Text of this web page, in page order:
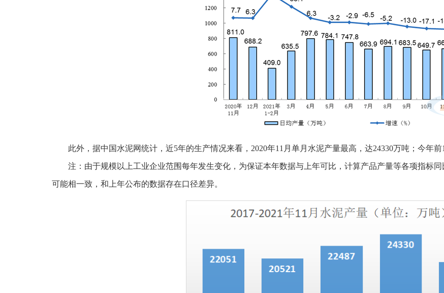
此外，据中国水泥网统计，近5年的生产情况来看，2020年11月单月水泥产量最高，达24330万吨；今年前
注：由于规模以上工业企业范围每年发生变化，为保证本年数据与上年可比，计算产品产量等各项指标
可能相一致，和上年公布的数据存在口径差异。